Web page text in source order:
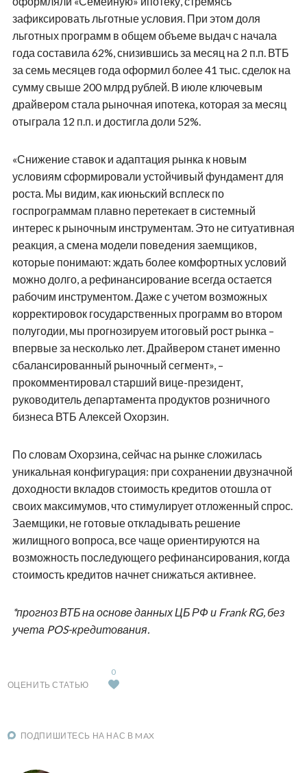
зафиксировать льготные условия. При этом доля
льготных программ в общем объеме выдач с начала
года составила 62%, снизившись за месяц на 2 п.п. ВТБ
за семь месяцев года оформил более 41 тыс. сделок на
сумму свыше 200 млрд рублей. В июле ключевым
драйвером стала рыночная ипотека, которая за месяц
отыграла 12 п.п. и достигла доли 52%.
«Снижение ставок и адаптация рынка к новым
условиям сформировали устойчивый фундамент для
роста. Мы видим, как июньский всплеск по
госпрограммам плавно перетекает в системный
интерес к рыночным инструментам. Это не ситуативная
реакция, а смена модели поведения заемщиков,
которые понимают: ждать более комфортных условий
можно долго, а рефинансирование всегда остается
рабочим инструментом. Даже с учетом возможных
корректировок государственных программ во втором
полугодии, мы прогнозируем итоговый рост рынка –
впервые за несколько лет. Драйвером станет именно
сбалансированный рыночный сегмент», –
прокомментировал старший вице-президент,
руководитель департамента продуктов розничного
бизнеса ВТБ Алексей Охорзин.
По словам Охорзина, сейчас на рынке сложилась
уникальная конфигурация: при сохранении двузначной
доходности вкладов стоимость кредитов отошла от
своих максимумов, что стимулирует отложенный спрос.
Заемщики, не готовые откладывать решение
жилищного вопроса, все чаще ориентируются на
возможность последующего рефинансирования, когда
стоимость кредитов начнет снижаться активнее.
*прогноз ВТБ на основе данных ЦБ РФ и Frank RG, без
учета POS-кредитования.
ОЦЕНИТЬ СТАТЬЮ
0
ПОДПИШИТЕСЬ НА НАС В MAX